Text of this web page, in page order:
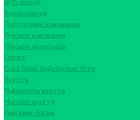
BRS посуд
Roxon посуд
Портативні кавоварки
Wacaco кавоварки
Wacaco аксесуари
Спорт
Cold Steel бейсбольні біти
Взуття
Naturehike взуття
Humtto взуття
Рюкзаки, багаж